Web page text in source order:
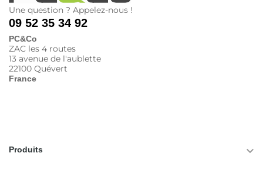
Une question ? Appelez-nous !
09 52 35 34 92
PC&Co
ZAC les 4 routes
13 avenue de l'aublette
22100 Quévert
France
Produits 